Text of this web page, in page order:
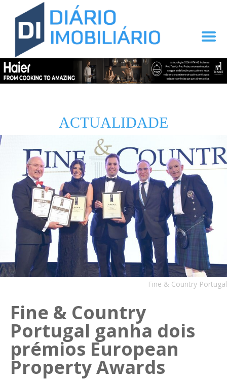
ACTUALIDADE
Fine & Country Portugal
Fine & Country
Portugal ganha dois
prémios European
Property Awards